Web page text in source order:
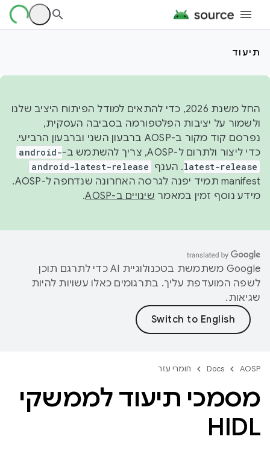
תיעוד
החל משנת 2026, כדי להתאים למודל הפיתוח היציב שלנו
ולשמור על יציבות הפלטפורמה בסביבה העסקית,
נפרסם קוד מקור ב-AOSP ברבעון השני וברבעון הרביעי.
כדי ליצור ולתרום ל-AOSP, צריך להשתמש ב-
android-
latest-release. הענף android-latest-release
manifest תמיד יפנה לגרסה האחרונה שנדחפה ל-AOSP.
מידע נוסף זמין במאמר שינויים ב-AOSP .
‫Google משתמשת בטכנולוגיית AI כדי לתרגם תוכן
לשפה המועדפת עליך. בתרגומים כאלו עשויות להיות
שגיאות.
AOSP
Docs חומרי עזר
מסמכי תיעוד לממשקי
HIDL